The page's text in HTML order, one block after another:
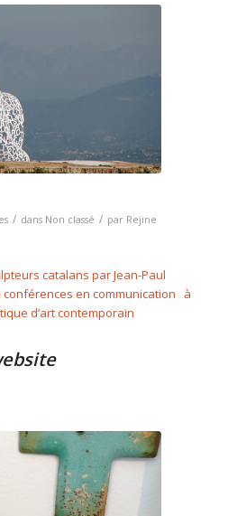
/ dans Non classé / par Rejine
catalans parJean-Paul
conférences en communication à
d’art contemporain